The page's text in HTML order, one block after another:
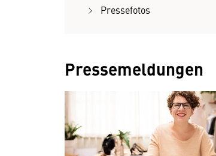
Pressefotos
Pressemeldungen